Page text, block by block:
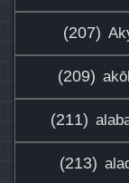
(207)
(209)
(211)
(213)